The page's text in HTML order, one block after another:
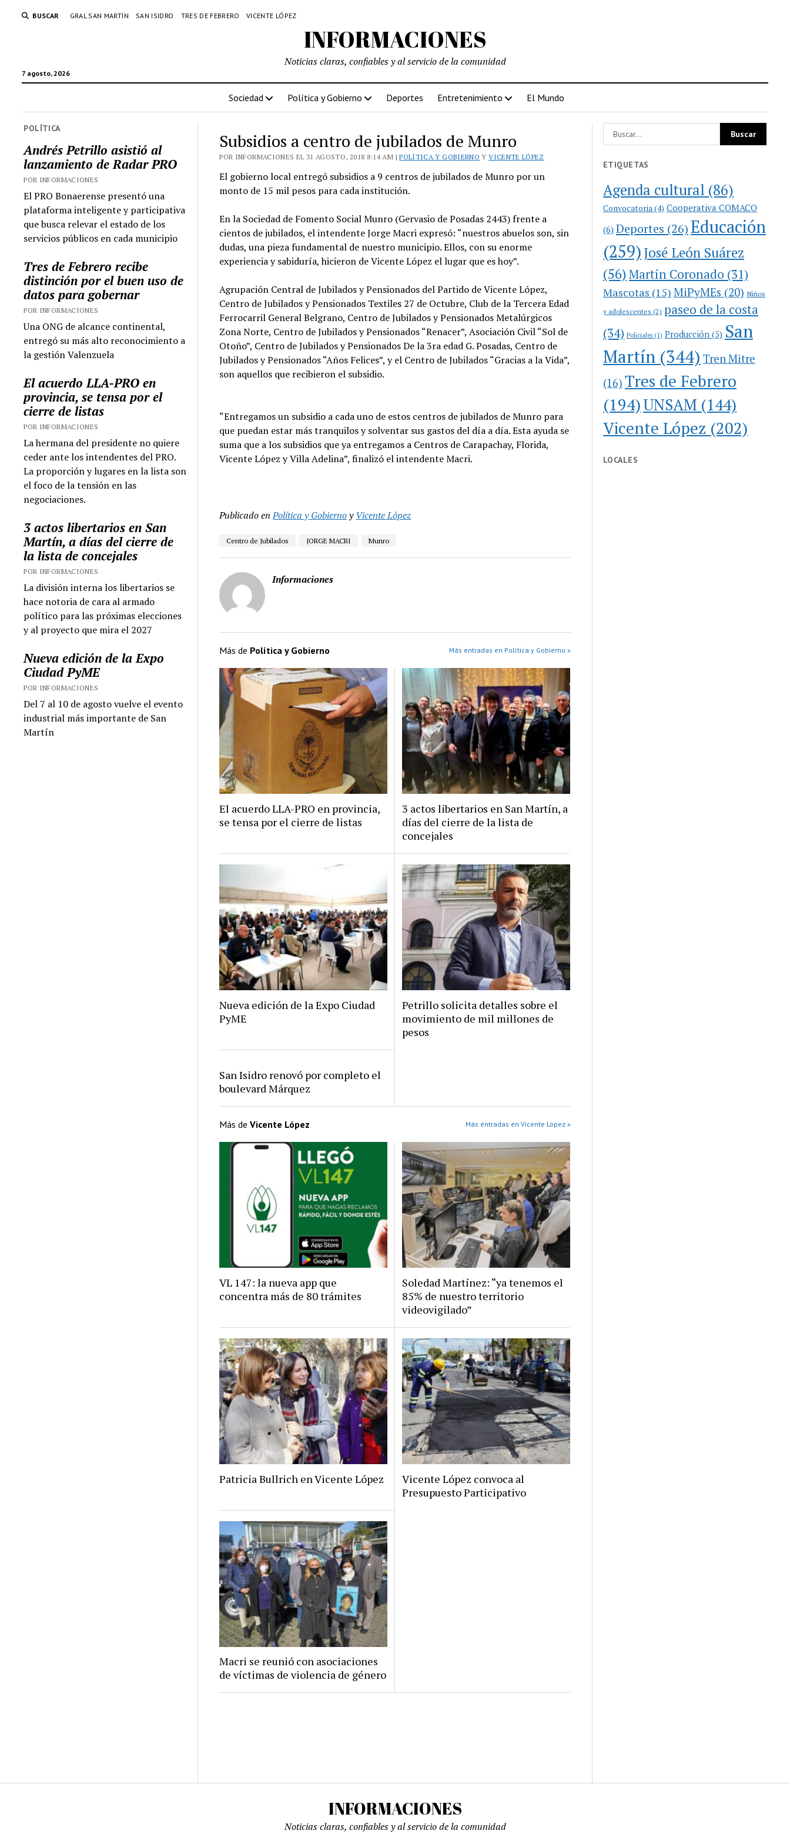
BUSCAR GRAL SAN MARTÍN SAN ISIDRO TRES DE FEBRERO VICENTE LÓPEZ
INFORMACIONES
7 agosto, 2026
Noticias claras, confiables y al servicio de la comunidad
Sociedad Política y Gobierno Deportes Entretenimiento El Mundo
POLÍTICA
Andrés Petrillo asistió al
lanzamiento de Radar PRO
POR INFORMACIONES
El PRO Bonaerense presentó una
plataforma inteligente y participativa
que busca relevar el estado de los
servicios públicos en cada municipio
Tres de Febrero recibe
distinción por el buen uso de
datos para gobernar
POR INFORMACIONES
Una ONG de alcance continental,
entregó su más alto reconocimiento a
la gestión Valenzuela
El acuerdo LLA-PRO en
provincia, se tensa por el
cierre de listas
POR INFORMACIONES
La hermana del presidente no quiere
ceder ante los intendentes del PRO.
La proporción y lugares en la lista son
el foco de la tensión en las
negociaciones.
3 actos libertarios en San
Martín, a días del cierre de
la lista de concejales
POR INFORMACIONES
La división interna los libertarios se
hace notoria de cara al armado
político para las próximas elecciones
y al proyecto que mira el 2027
Nueva edición de la Expo
Ciudad PyME
POR INFORMACIONES
Del 7 al 10 de agosto vuelve el evento
industrial más importante de San
Martín
Subsidios a centro de jubilados de Munro
POR INFORMACIONES EL 31 AGOSTO, 2018 8:14 AM |POLÍTICA Y GOBIERNO YVICENTE LÓPEZ
El gobierno local entregó subsidios a 9 centros de jubilados de Munro por un
monto de 15 mil pesos para cada institución.
En la Sociedad de Fomento Social Munro (Gervasio de Posadas 2443) frente a
cientos de jubilados, el intendente Jorge Macri expresó: “nuestros abuelos son, sin
dudas, una pieza fundamental de nuestro municipio. Ellos, con su enorme
experiencia y sabiduría, hicieron de Vicente López el lugar que es hoy”.
Agrupación Central de Jubilados y Pensionados del Partido de Vicente López,
Centro de Jubilados y Pensionados Textiles 27 de Octubre, Club de la Tercera Edad
Ferrocarril General Belgrano, Centro de Jubilados y Pensionados Metalúrgicos
Zona Norte, Centro de Jubilados y Pensionados “Renacer”, Asociación Civil “Sol de
Otoño”, Centro de Jubilados y Pensionados De la 3ra edad G. Posadas, Centro de
Jubilados y Pensionados “Años Felices”, y el Centro de Jubilados “Gracias a la Vida”,
son aquellos que recibieron el subsidio.
“Entregamos un subsidio a cada uno de estos centros de jubilados de Munro para
que puedan estar más tranquilos y solventar sus gastos del día a día. Esta ayuda se
suma que a los subsidios que ya entregamos a Centros de Carapachay, Florida,
Vicente López y Villa Adelina”, finalizó el intendente Macri.
Publicado en Política y GobiernoyVicente López
Centro de Jubilados JORGE MACRI Munro
Informaciones
Más de Política y Gobierno Más entradas en Política y Gobierno »
El acuerdo LLA-PRO en provincia,
se tensa por el cierre de listas
3 actos libertarios en San Martín, a
días del cierre de la lista de
concejales
Nueva edición de la Expo Ciudad
PyME
Petrillo solicita detalles sobre el
movimiento de mil millones de
pesos
San Isidro renovó por completo el
boulevard Márquez
Más deVicente López Más entradas en Vicente López »
VL 147: la nueva app que
concentra más de 80 trámites
Soledad Martínez: “ya tenemos el
85% de nuestro territorio
videovigilado”
Patricia Bullrich en Vicente López
Vicente López convoca al
Presupuesto Participativo
Macri se reunió con asociaciones
de víctimas de violencia de género
ETIQUETAS
Agenda cultural (86)
Convocatoria (4) Cooperativa COMACO
(6) Deportes (26)Educación
(259)José León Suárez
(56)Martín Coronado (31)
Mascotas (15) MiPyMEs (20) Niños
y adolescentes (2) paseo de la costa
(34) Policiales (1) Producción (5) San
Martín (344) Tren Mitre
(16) Tres de Febrero
(194)UNSAM (144)
Vicente López (202)
LOCALES
INFORMACIONES
Noticias claras, confiables y al servicio de la comunidad